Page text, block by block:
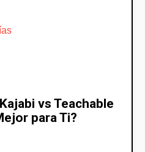
vs Teachable
para Ti?